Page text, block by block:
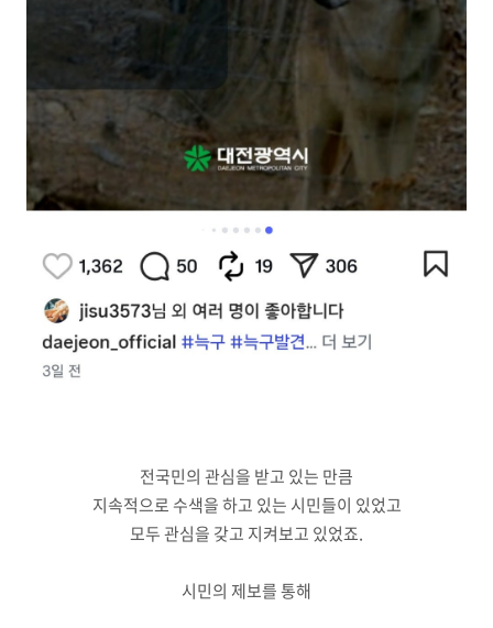
전국민의 관심을 받고 있는 만큼
지속적으로 수색을 하고 있는 시민들이 있었고
모두 관심을 갖고 지켜보고 있었죠.
시민의 제보를 통해